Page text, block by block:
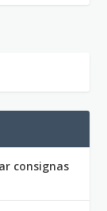
consignas